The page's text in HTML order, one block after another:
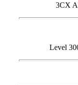
3CX
Level